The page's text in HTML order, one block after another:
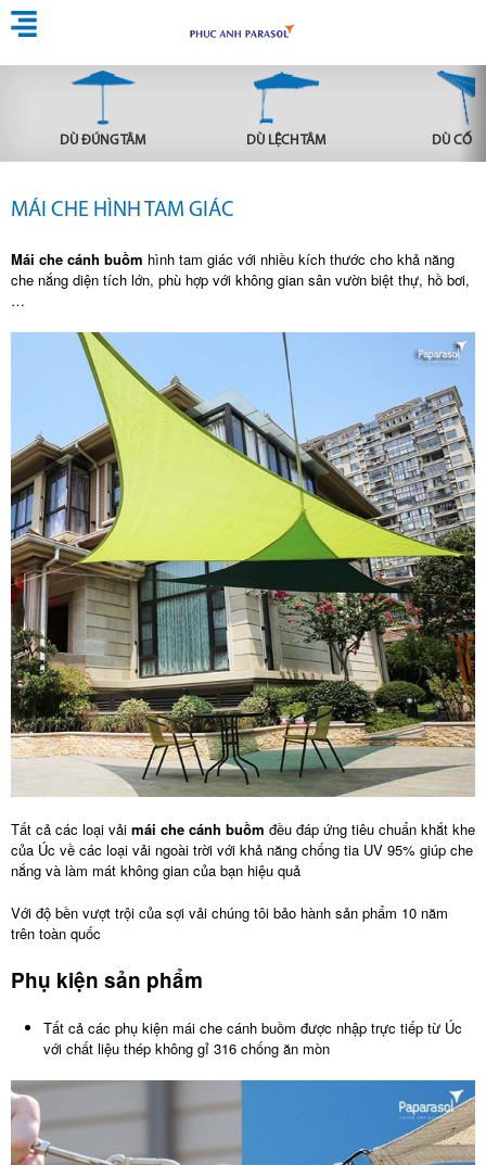
DÙ ĐÚNG TÂM DÙ LỆCH TÂM DÙ CỐ
MÁI CHE HÌNH TAM GIÁC
Mái che cánh buồm hình tam giác với nhiều kích thước cho khả năng
che nắng diện tích lớn, phù hợp với không gian sân vườn biệt thự, hồ bơi,
…
Tất cả các loại vải mái che cánh buồm đều đáp ứng tiêu chuẩn khắt khe
của Úc về các loại vải ngoài trời với khả năng chống tia UV 95% giúp che
nắng và làm mát không gian của bạn hiệu quả
Với độ bền vượt trội của sợi vải chúng tôi bảo hành sản phẩm 10 năm
trên toàn quốc
Phụ kiện sản phẩm
Tất cả các phụ kiện mái che cánh buồm được nhập trực tiếp từ Úc
với chất liệu thép không gỉ 316 chống ăn mòn